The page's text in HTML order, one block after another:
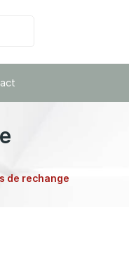
de rechange